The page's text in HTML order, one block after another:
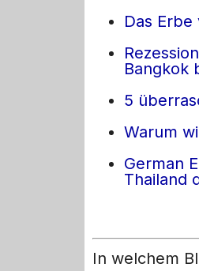
Das
Bangkok
5
Warum
German
Thailand
In welchem